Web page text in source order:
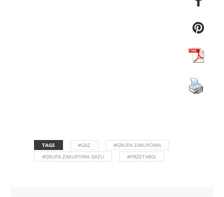
TAGS #GAZ
#GRUPA ZAKUPOWA
#GRUPA ZAKUPOWA GAZU
#PRZETARGI